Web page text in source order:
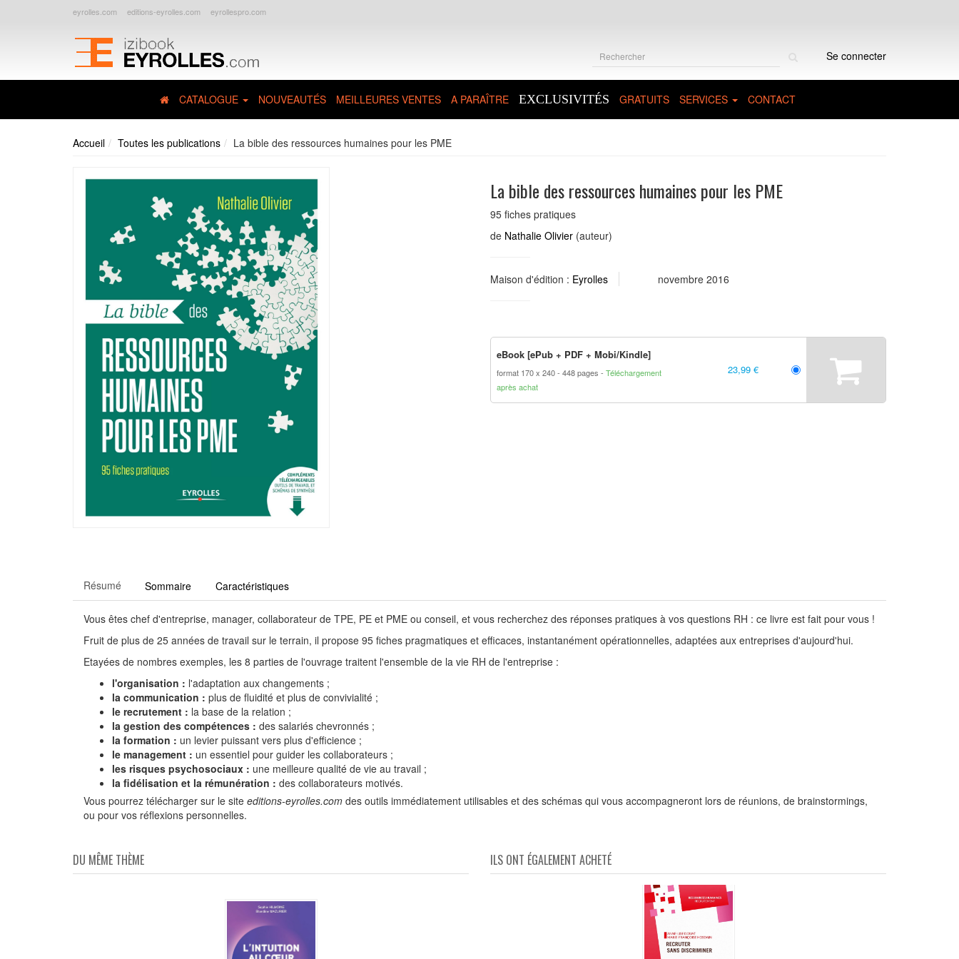
eyrolles.com editions-eyrolles.com eyrollespro.com
Se connecter
CATALOGUE NOUVEAUTÉS MEILLEURES VENTES A PARAÎTRE EXCLUSIVITÉS GRATUITS SERVICES CONTACT
Accueil Toutes les publications La bible des ressources humaines pour les PME
La bible des ressources humaines pour les PME
95 fiches pratiques
de Nathalie Olivier (auteur)
Maison d'édition : Eyrolles novembre 2016
eBook [ePub + PDF + Mobi/Kindle]
format 170 x 240 448 pages
Téléchargement
après achat
23,99 €
Résumé Sommaire Caractéristiques
Vous êtes chef d'entreprise, manager, collaborateur de TPE, PE et PME ou conseil, et vous recherchez des réponses pratiques à vos questions RH : ce livre est fait pour vous !
Fruit de plus de 25 années de travail sur le terrain, il propose 95 fiches pragmatiques et efficaces, instantanément opérationnelles, adaptées aux entreprises d'aujourd'hui.
Etayées de nombres exemples, les 8 parties de l'ouvrage traitent l'ensemble de la vie RH de l'entreprise :
l'organisation : l'adaptation aux changements ;
la communication : plus de fluidité et plus de convivialité ;
le recrutement : la base de la relation ;
la gestion des compétences : des salariés chevronnés ;
la formation : un levier puissant vers plus d'efficience ;
le management : un essentiel pour guider les collaborateurs ;
les risques psychosociaux : une meilleure qualité de vie au travail ;
la fidélisation et la rémunération : des collaborateurs motivés.
Vous pourrez télécharger sur le site editions-eyrolles.com des outils immédiatement utilisables et des schémas qui vous accompagneront lors de réunions, de brainstormings,
ou pour vos réflexions personnelles.
DU MÊME THÈME ILS ONT ÉGALEMENT ACHETÉ